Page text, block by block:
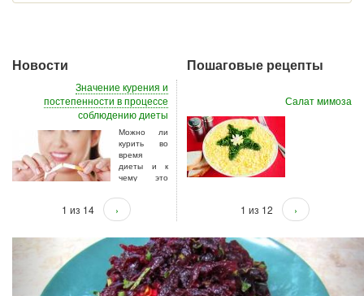
Новости
Значение курения и
постепенности в процессе
соблюдению диеты
Можно ли
курить во
время
диеты и к
чему это
1 из 14 ›
Пошаговые рецепты
Салат мимоза
Способ приготовления многослойного
салата мимоза в домашних условиях
1 из 12 ›
Previous